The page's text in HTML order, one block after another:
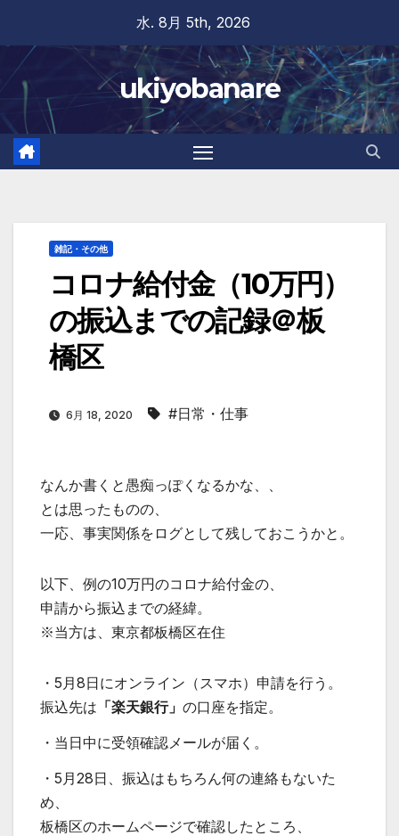
content
水. 8月 5th, 2026
ukiyobanare
雑記・その他
コロナ給付金（10万円）
の振込までの記録＠板
橋区
6月 18, 2020 #日常・仕事
なんか書くと愚痴っぽくなるかな、、
とは思ったものの、
一応、事実関係をログとして残しておこうかと。
以下、例の10万円のコロナ給付金の、
申請から振込までの経緯。
※当方は、東京都板橋区在住
・5月8日にオンライン（スマホ）申請を行う。
振込先は 「楽天銀行」 の口座を指定。
・当日中に受領確認メールが届く。
・5月28日、振込はもちろん何の連絡もないた
め、
板橋区のホームページで確認したところ、